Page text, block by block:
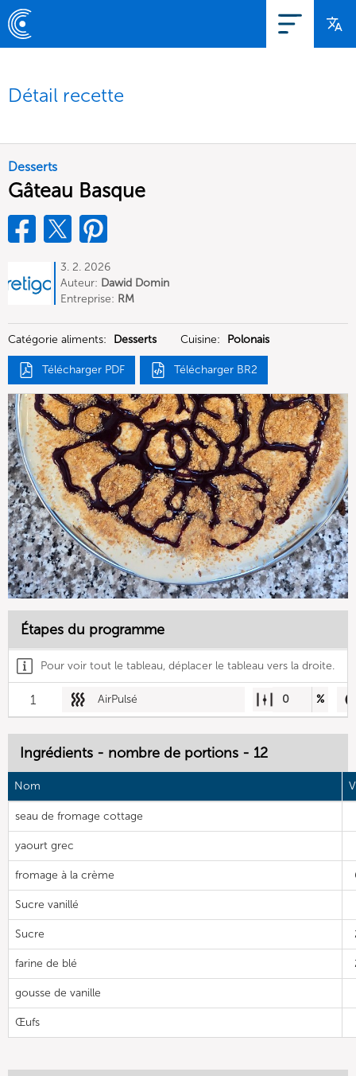
Détail recette
Desserts
Gâteau Basque
3. 2. 2026
Auteur: Dawid Domin
Entreprise: RM
Catégorie aliments: Desserts Cuisine: Polonais
Télécharger PDF Télécharger BR2
Étapes du programme
Pour voir tout le tableau, déplacer le tableau vers la droite.
1 AirPulsé 0 %
Ingrédients - nombre de portions - 12
Nom
seau de fromage cottage
yaourt grec
fromage à la crème
Sucre vanillé
Sucre
farine de blé
gousse de vanille
Œufs